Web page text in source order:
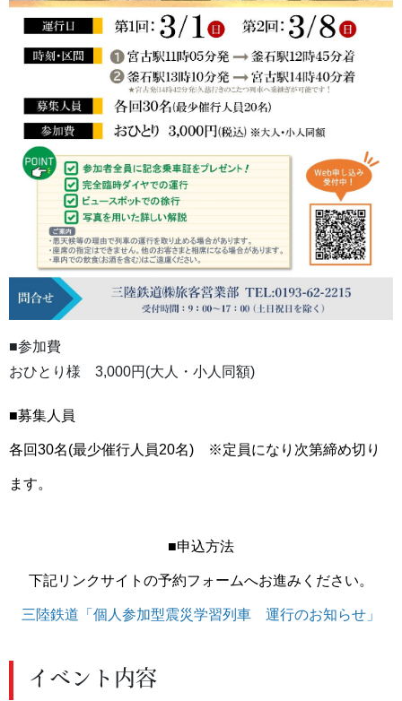
■参加費
おひとり様 3,000円(大人・小人同額)
■募集人員
各回30名(最少催行人員20名) ※定員になり次第締め切り
ます。
■申込方法
下記リンクサイトの予約フォームへお進みください。
三陸鉄道「個人参加型震災学習列車 運行のお知らせ」
イベント内容